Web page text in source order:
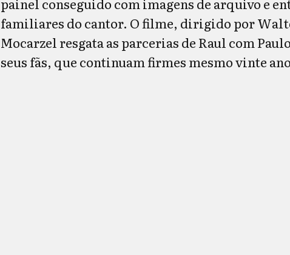
familiares do cantor. O filme, dirigido por
Mocarzel resgata as parcerias de Raul com
seus fãs, que continuam firmes mesmo vinte